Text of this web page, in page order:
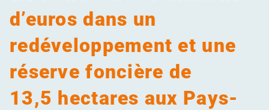
d’euros dans un
redéveloppement et une
réserve foncière de
13,5 hectares aux Pays-